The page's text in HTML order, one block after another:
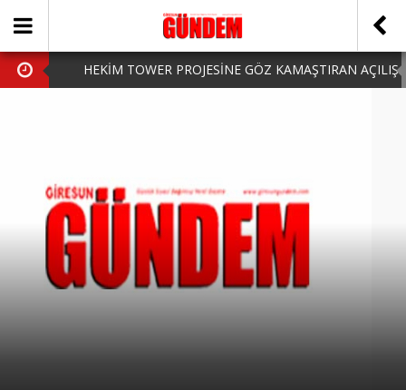
HEKİM TOWER PROJESİNE GÖZ KAMAŞTIRAN AÇILIŞ
HARUN CİCİ: VİDEOYU GÖRÜNCE GÖZLERİM DOLDU